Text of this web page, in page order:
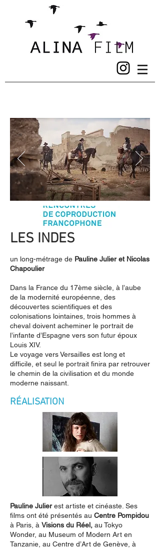
LES INDES
un long-métrage de Pauline Julier et Nicolas
Chapoulier
Dans la France du 17ème siècle, à l’aube
de la modernité européenne, des
découvertes scientifiques et des
colonisations lointaines, trois hommes à
cheval doivent acheminer le portrait de
l’infante d’Espagne vers son futur époux
Louis XIV.
Le voyage vers Versailles est long et
difficile, et seul le portrait finira par retrouver
le chemin de la civilisation et du monde
moderne naissant.
RÉALISATION
Pauline Julierest artiste et cinéaste. Ses
films ont été présentés au Centre Pompidou
à Paris, à Visions du Réel, au Tokyo
Wonder, au Museum of Modern Art en
Tanzanie, au Centre d’Art de Genève, à